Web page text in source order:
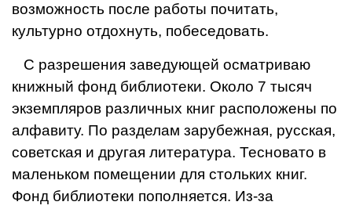
возможность после работы почи­тать,
культурно отдохнуть, по­беседовать.
С разрешения заведующей осматриваю
книжный фонд биб­лиотеки. Около 7 тысяч
экзем­пляров различных книг распо­ложены по
алфавиту. По разде­лам зарубежная, русская,
совет­ская и другая литература. Тес­новато в
маленьком помещении для стольких книг.
Фонд биб­лиотеки пополняется. Из-за